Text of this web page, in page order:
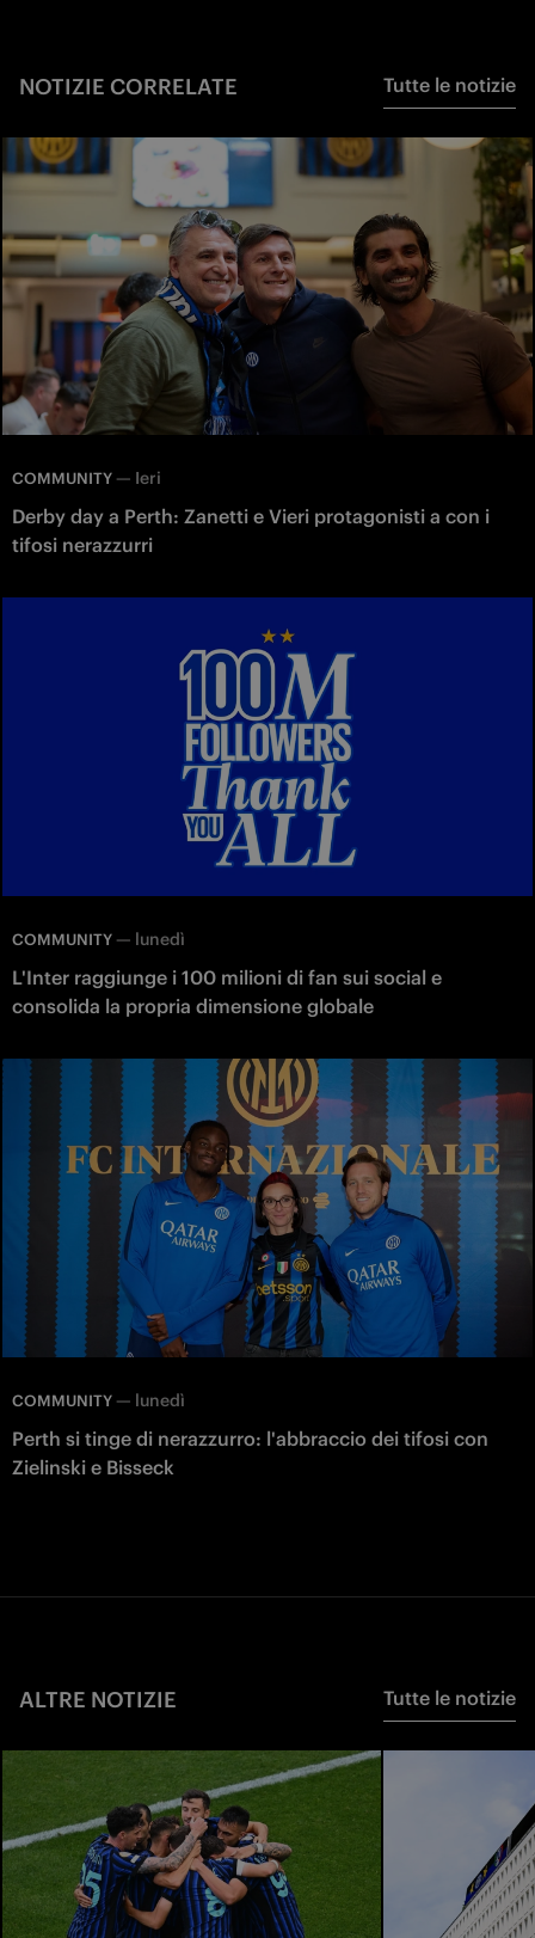
NOTIZIE CORRELATE Tutte le notizie
COMMUNITY — Ieri
Derby day a Perth: Zanetti e Vieri protagonisti a con i
tifosi nerazzurri
COMMUNITY — lunedì
L'Inter raggiunge i 100 milioni di fan sui social e
consolida la propria dimensione globale
COMMUNITY — lunedì
Perth si tinge di nerazzurro: l'abbraccio dei tifosi con
Zielinski e Bisseck
ALTRE NOTIZIE Tutte le notizie